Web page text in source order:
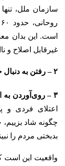
است. این بدان
غیرقابل اصلاح و
۲ – ‌‌رفتن به دنبال خوشبختی شخصی
۳ – روی‌آوردن به انواع و اقسام تکنیک‌های خود از جمله عرفان
اعتلای فردی و
چگونه شاد
بدبختی مردم را
واقعیت این است